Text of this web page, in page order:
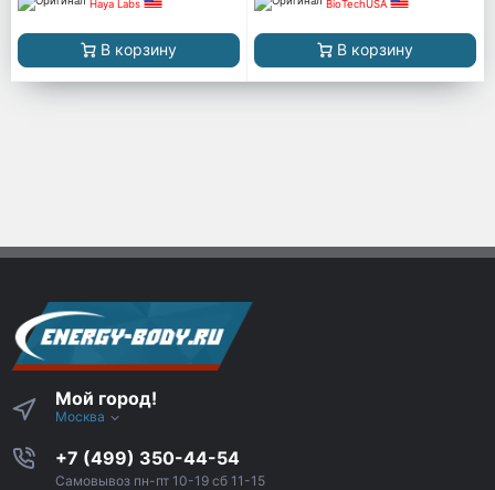
Haya Labs
В корзину
BioTechUSA
В корзину
Мой город!
Москва
+7 (499) 350-44-54
Самовывоз пн-пт 10-19 сб 11-15